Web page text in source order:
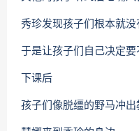
秀珍发现孩子们根本就
于是让孩子们自己决定
下课后
孩子们像脱缰的野马冲出